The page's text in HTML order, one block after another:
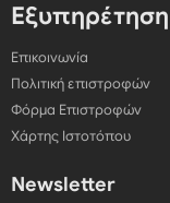
Εξυπηρέτηση
Επικοινωνία
Πολιτική επιστροφών
Φόρμα Επιστροφών
Χάρτης Ιστοτόπου
Newsletter